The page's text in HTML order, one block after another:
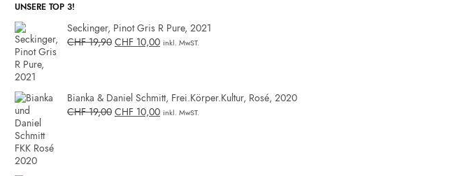
UNSERE TOP 3!
Seckinger, Pinot Gris R Pure, 2021
CHF19,90 CHF 10,00 inkl. MwST.
Bianka & Daniel Schmitt, Frei.Körper.Kultur, Rosé, 2020
CHF19,00 CHF 10,00 inkl. MwST.